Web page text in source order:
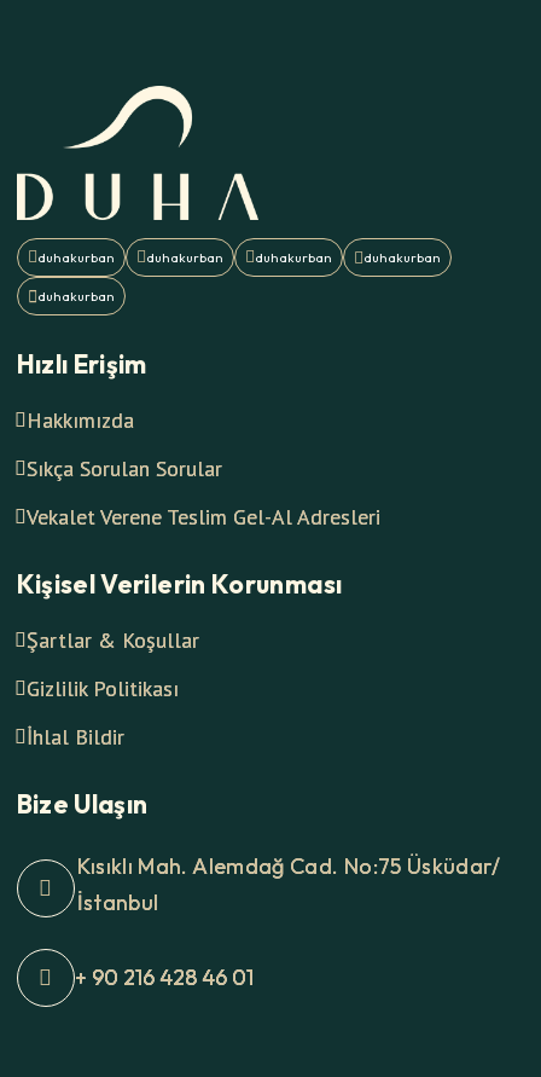
Hızlı Erişim
Hakkımızda
Sıkça Sorulan Sorular
Vekalet Verene Teslim Gel-Al Adresleri
Kişisel Verilerin Korunması
Şartlar & Koşullar
Gizlilik Politikası
İhlal Bildir
Bize Ulaşın
Kısıklı Mah. Alemdağ Cad. No:75 Üsküdar/
İstanbul
+ 90 216 428 46 01